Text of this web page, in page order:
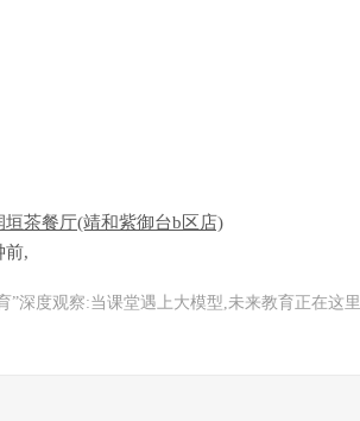
垣茶餐厅(靖和紫御台b区店)
前,
”深度观察:当课堂遇上大模型,未来教育正在这里